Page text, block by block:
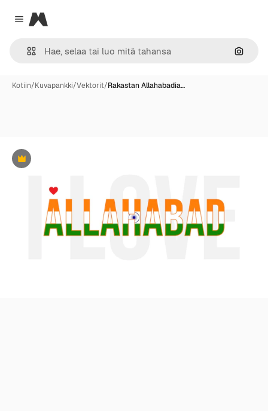
Close menu
Magnific
Hae
Kotiin/Kuvapankki/Vektorit/Rakastan Allahabadia…
Premium